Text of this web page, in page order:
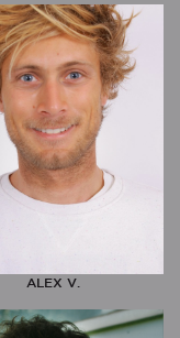
ALEX V.